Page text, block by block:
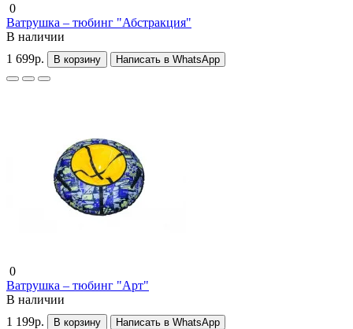
0
Ватрушка – тюбинг "Абстракция"
В наличии
1 699р.
В корзину Написать в WhatsApp
0
Ватрушка – тюбинг "Арт"
В наличии
1 199р.
В корзину Написать в WhatsApp